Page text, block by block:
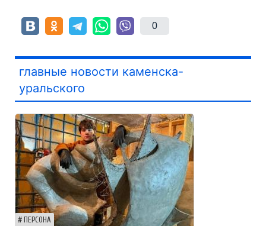
0
главные новости каменска-
уральского
ПЕРСОНА